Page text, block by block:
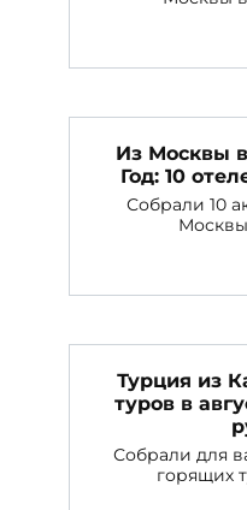
Из Москвы
Год: 10
Собрали 10
Турция из
туров в
Собрали для
горящих